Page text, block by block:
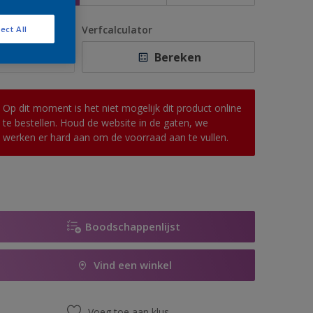
Verfcalculator
Bereken
Op dit moment is het niet mogelijk dit product online
te bestellen. Houd de website in de gaten, we
werken er hard aan om de voorraad aan te vullen.
Boodschappenlijst
Vind een winkel
All